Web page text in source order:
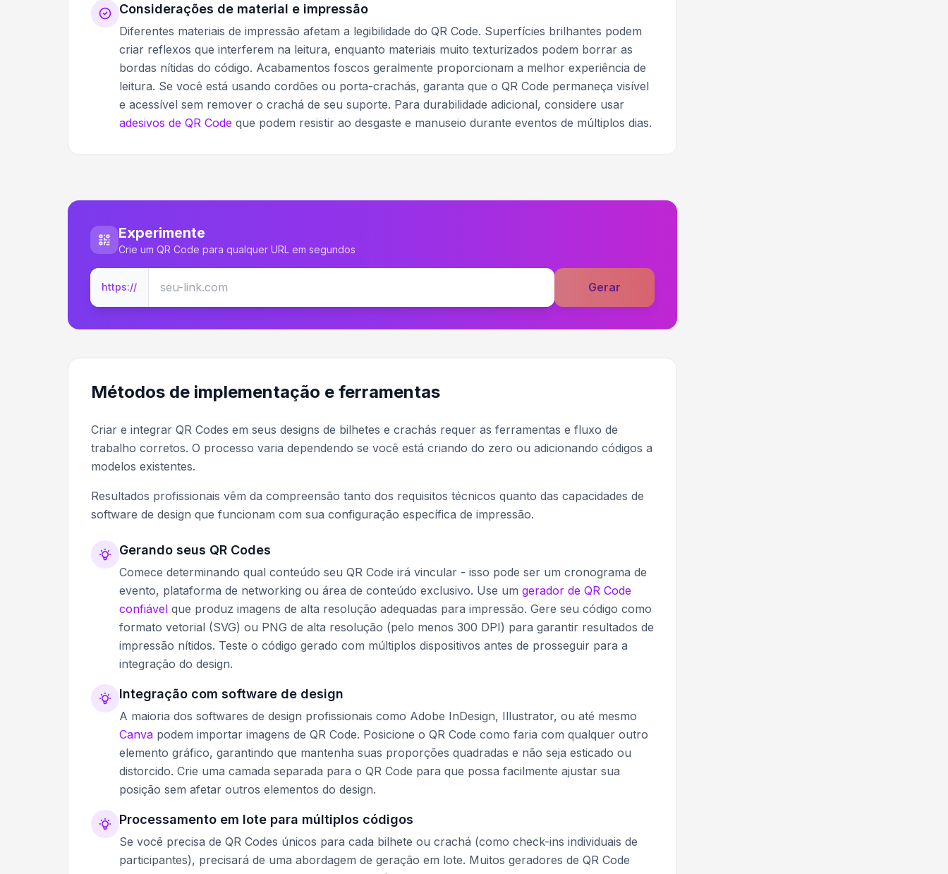
Considerações de material e impressão
Diferentes materiais de impressão afetam a legibilidade do QR Code. Superfícies brilhantes podem
criar reflexos que interferem na leitura, enquanto materiais muito texturizados podem borrar as
bordas nítidas do código. Acabamentos foscos geralmente proporcionam a melhor experiência de
leitura. Se você está usando cordões ou porta-crachás, garanta que o QR Code permaneça visível
e acessível sem remover o crachá de seu suporte. Para durabilidade adicional, considere usar
adesivos de QR Code que podem resistir ao desgaste e manuseio durante eventos de múltiplos dias.
Experimente
Crie um QR Code para qualquer URL em segundos
https:// Gerar
Métodos de implementação e ferramentas
Criar e integrar QR Codes em seus designs de bilhetes e crachás requer as ferramentas e fluxo de
trabalho corretos. O processo varia dependendo se você está criando do zero ou adicionando códigos a
modelos existentes.
Resultados profissionais vêm da compreensão tanto dos requisitos técnicos quanto das capacidades de
software de design que funcionam com sua configuração específica de impressão.
Gerando seus QR Codes
Comece determinando qual conteúdo seu QR Code irá vincular - isso pode ser um cronograma de
evento, plataforma de networking ou área de conteúdo exclusivo. Use um gerador de QR Code
confiável que produz imagens de alta resolução adequadas para impressão. Gere seu código como
formato vetorial (SVG) ou PNG de alta resolução (pelo menos 300 DPI) para garantir resultados de
impressão nítidos. Teste o código gerado com múltiplos dispositivos antes de prosseguir para a
integração do design.
Integração com software de design
A maioria dos softwares de design profissionais como Adobe InDesign, Illustrator, ou até mesmo
Canva podem importar imagens de QR Code. Posicione o QR Code como faria com qualquer outro
elemento gráfico, garantindo que mantenha suas proporções quadradas e não seja esticado ou
distorcido. Crie uma camada separada para o QR Code para que possa facilmente ajustar sua
posição sem afetar outros elementos do design.
Processamento em lote para múltiplos códigos
Se você precisa de QR Codes únicos para cada bilhete ou crachá (como check-ins individuais de
participantes), precisará de uma abordagem de geração em lote. Muitos geradores de QR Code